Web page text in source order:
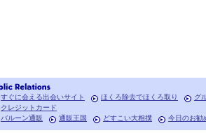
すぐに会える出会いサイト ほくろ除去でほくろ取り
グ
クレジットカード
バルーン通販
通販王国 どすこい大相撲 今日のお勧